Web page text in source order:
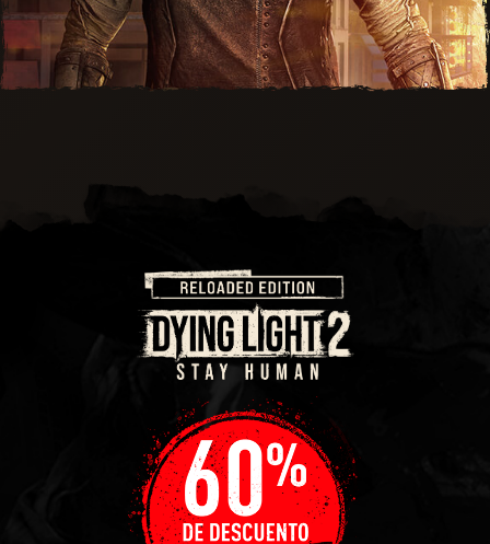
PATCHY PARAGLIDER
SCRAP SLICER
Being able to turn some scrap into something more is
not a skill we all have these days. But in a post-
apocalyptic world, this skill might just keep you alive!